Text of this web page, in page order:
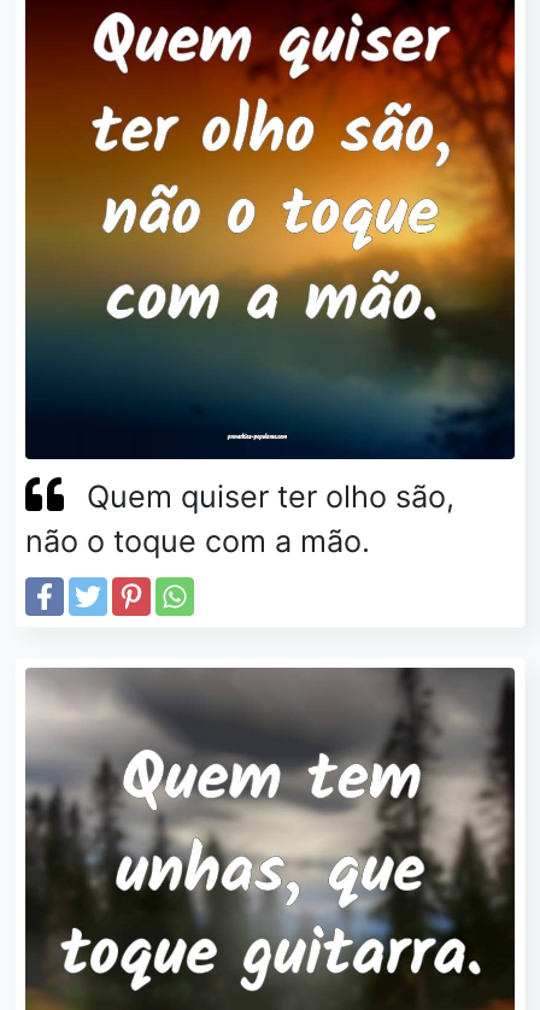
Quem quiser ter olho são,
não o toque com a mão.